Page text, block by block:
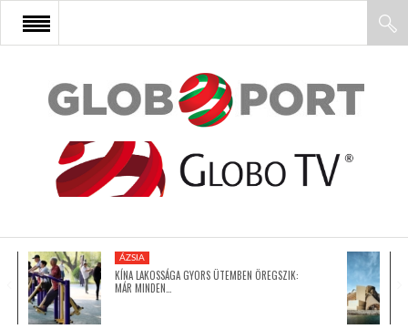
FŐOLDAL
AFRIKA
ÁZSIA
ÁZSIA
KÍNA LAKOSSÁGA GYORS ÜTEMBEN ÖREGSZIK:
MÁR MINDEN…